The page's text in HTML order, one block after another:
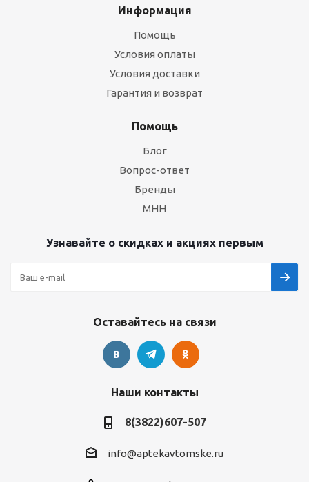
Информация
Помощь
Условия оплаты
Условия доставки
Гарантия и возврат
Помощь
Блог
Вопрос-ответ
Бренды
МНН
Узнавайте о скидках и акциях первым
Оставайтесь на связи
Наши контакты
8(3822)607-507
info@aptekavtomske.ru